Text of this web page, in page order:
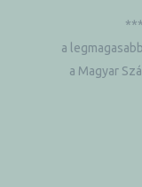
a
a Magyar